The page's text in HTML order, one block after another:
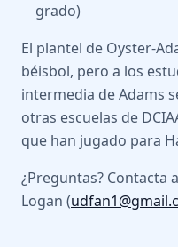
grado)
El plantel de Oyster-
béisbol, pero a los
intermedia de Adams
otras escuelas de
que han jugado para
¿Preguntas?
Logan (